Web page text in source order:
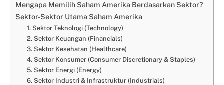
Mengapa Memilih Saham Amerika Berdasarkan Sektor?
Sektor-Sektor Utama Saham Amerika
1. Sektor Teknologi (Technology)
2. Sektor Keuangan (Financials)
3. Sektor Kesehatan (Healthcare)
4. Sektor Konsumer (Consumer Discretionary & Staples)
5. Sektor Energi (Energy)
6. Sektor Industri & Infrastruktur (Industrials)